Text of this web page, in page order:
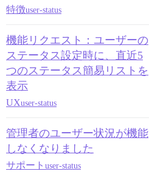
特徴user-status
機能リクエスト：ユーザーの
ステータス設定時に、直近5
つのステータス簡易リストを
表示
UXuser-status
管理者のユーザー状況が機能
しなくなりました
サポート user-status